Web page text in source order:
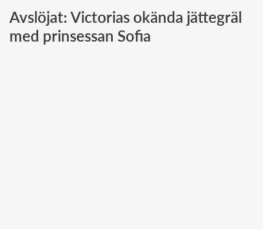
Norska kungahuset
Danska kungahuset
Avslöjat: Victorias okända jättegräl
med prinsessan Sofia